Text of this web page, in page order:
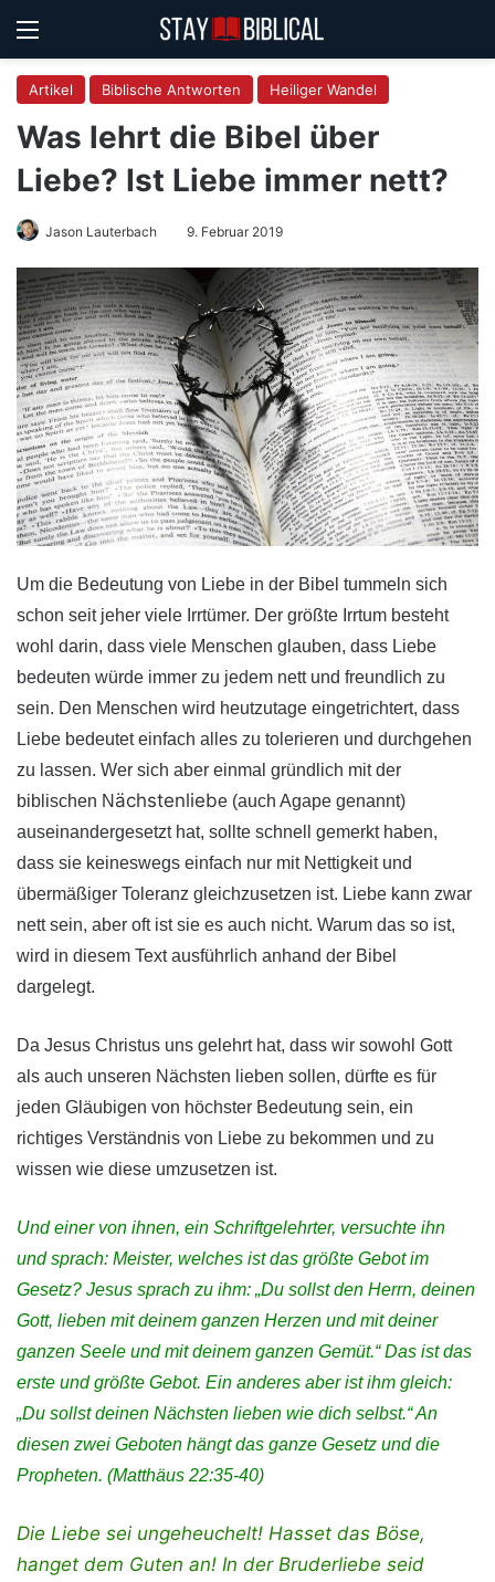
Menü
Artikel Biblische Antworten Heiliger Wandel
Was lehrt die Bibel über
Liebe? Ist Liebe immer nett?
Jason Lauterbach 9. Februar 2019
Um die Bedeutung von Liebe in der Bibel tummeln sich
schon seit jeher viele Irrtümer. Der größte Irrtum besteht
wohl darin, dass viele Menschen glauben, dass Liebe
bedeuten würde immer zu jedem nett und freundlich zu
sein. Den Menschen wird heutzutage eingetrichtert, dass
Liebe bedeutet einfach alles zu tolerieren und durchgehen
zu lassen. Wer sich aber einmal gründlich mit der
biblischen N ächstenliebe (auch Agape genannt)
auseinandergesetzt hat, sollte schnell gemerkt haben,
dass sie keineswegs einfach nur mit Nettigkeit und
übermäßiger Toleranz gleichzusetzen ist. Liebe kann zwar
nett sein, aber oft ist sie es auch nicht. Warum das so ist,
wird in diesem Text ausführlich anhand der Bibel
dargelegt.
Da Jesus Christus uns gelehrt hat, dass wir sowohl Gott
als auch unseren Nächsten lieben sollen, dürfte es für
jeden Gläubigen von höchster Bedeutung sein, ein
richtiges Verständnis von Liebe zu bekommen und zu
wissen wie diese umzusetzen ist.
Und einer von ihnen, ein Schriftgelehrter, versuchte ihn
und sprach: Meister, welches ist das größte Gebot im
Gesetz? Jesus sprach zu ihm: „Du sollst den Herrn, deinen
Gott, lieben mit deinem ganzen Herzen und mit deiner
ganzen Seele und mit deinem ganzen Gemüt.“ Das ist das
erste und größte Gebot. Ein anderes aber ist ihm gleich:
„Du sollst deinen Nächsten lieben wie dich selbst.“ An
diesen zwei Geboten hängt das ganze Gesetz und die
Propheten. (Matthäus 22:35-40)
Die Liebe sei ungeheuchelt! Hasset das Böse,
hanget dem Guten an! In der Bruderliebe seid